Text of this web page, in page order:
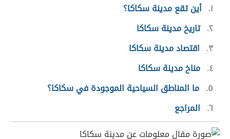
١ أين تقع مدينة سكاكا؟
٢ تاريخ مدينة سكاكا
٣
اقتصاد مدينة سكاكا
٤ مناخ مدينة سكاكا
٥ ما المناطق السياحية الموجودة في سكاكا؟
٦ المراجع